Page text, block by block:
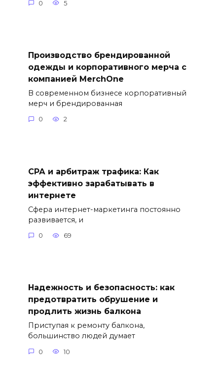
0 5
Производство брендированной
одежды и корпоративного мерча с
компанией MerchOne
В современном бизнесе корпоративный
мерч и брендированная
0 2
СРА и арбитраж трафика: Как
эффективно зарабатывать в
интернете
Сфера интернет-маркетинга постоянно
развивается, и
0 69
Надежность и безопасность: как
предотвратить обрушение и
продлить жизнь балкона
Приступая к ремонту балкона,
большинство людей думает
0 10